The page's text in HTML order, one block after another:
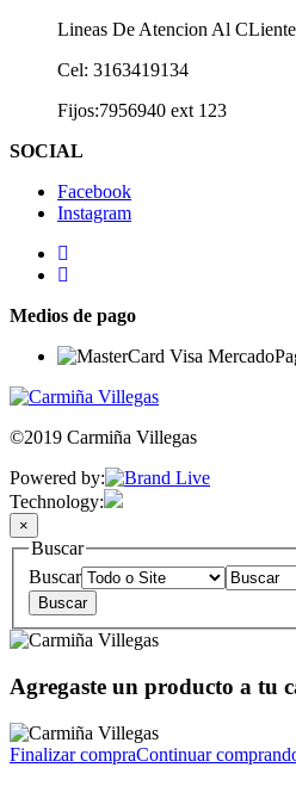
Lineas De Atencion Al
Cel: 3163419134
Fijos:7956940 ext 123
SOCIAL
Facebook
Instagram
Medios de pago
©2019 Carmiña Villegas
Powered by:
Technology:
×
Buscar
Buscar
Agregaste un producto a tu
Finalizar compraContinuar